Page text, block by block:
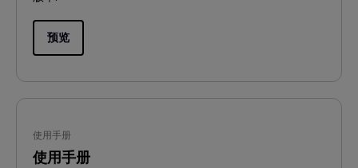
预览
使用手册
使用手册